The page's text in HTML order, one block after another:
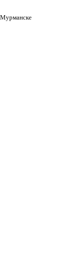
Мурманске